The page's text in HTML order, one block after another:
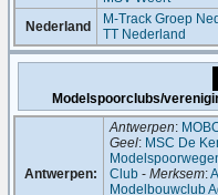
Nederland
M-Track Groep
TT Nederland
Modelspoorclubs/
Antwerpen:
Antwerpen:
Geel: MSC De
Club -Merksem:
Modelbouwclub